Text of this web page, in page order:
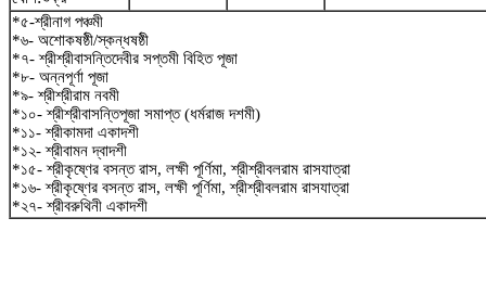
*৫-শ্রীনাগ পঞ্চমী
*৬- অশোকষষ্ঠী/স্কন্ধষষ্ঠী
*৭- শ্রীশ্রীবাসন্তিদেবীর সপ্তমী বিহিত পূজা
*৮- অন্নপূর্ণা পূজা
*৯- শ্রীশ্রীরাম নবমী
*১০- শ্রীশ্রীবাসন্তিপূজা সমাপ্ত (ধর্মরাজ দশমী)
*১১- শ্রীকামদা একাদশী
*১২- শ্রীবামন দ্বাদশী
*১৫- শ্রীকৃষ্ণের বসন্ত রাস, লক্ষী পূর্ণিমা, শ্রীশ্রীবলরাম রাসযাত্রা
*১৬- শ্রীকৃষ্ণের বসন্ত রাস, লক্ষী পূর্ণিমা, শ্রীশ্রীবলরাম রাসযাত্রা
*২৭- শ্রীবরুথিনী একাদশী